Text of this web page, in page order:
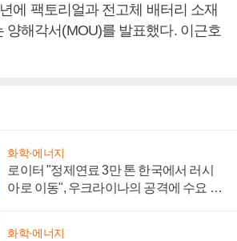
에 팩토리얼과 전고체 배터리 소재
양해각서(MOU)를 발표했다. 이근호
화학·에너지
로이터 "정제연료 3만 톤 한국에서 러시
아로 이동", 우크라이나의 공격에 수요 늘
화학·에너지